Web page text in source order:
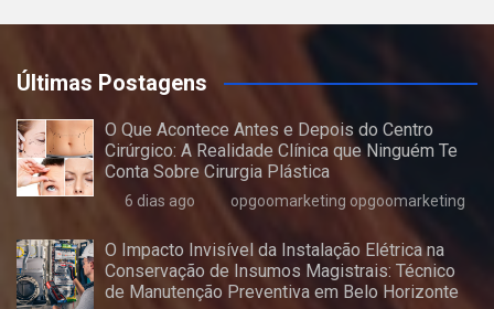
Últimas Postagens
O Que Acontece Antes e Depois do Centro
Cirúrgico: A Realidade Clínica que Ninguém Te
Conta Sobre Cirurgia Plástica
6 dias ago opgoomarketing opgoomarketing
O Impacto Invisível da Instalação Elétrica na
Conservação de Insumos Magistrais: Técnico
de Manutenção Preventiva em Belo Horizonte